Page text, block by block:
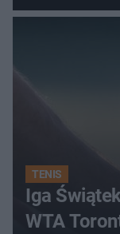
TENIS
Iga
WTA